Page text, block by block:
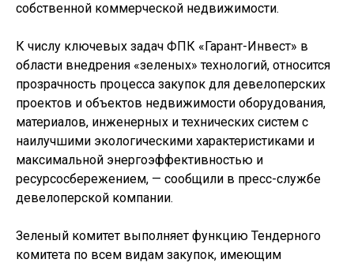
собственной коммерческой недвижимости.
К числу ключевых задач ФПК «Гарант-Инвест» в
области внедрения «зеленых» технологий, относится
прозрачность процесса закупок для девелоперских
проектов и объектов недвижимости оборудования,
материалов, инженерных и технических систем с
наилучшими экологическими характеристиками и
максимальной энергоэффективностью и
ресурсосбережением, — сообщили в пресс-службе
девелоперской компании.
Зеленый комитет выполняет функцию Тендерного
комитета по всем видам закупок, имеющим